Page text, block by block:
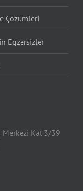
Çözümleri
Egzersizler
Merkezi Kat 3/39